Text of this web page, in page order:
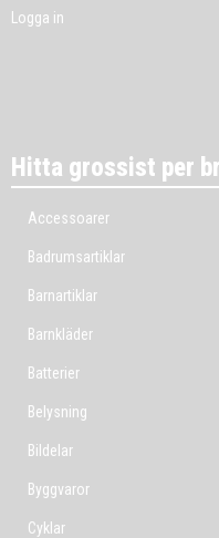
Logga in
Hitta grossist per
Accessoarer
Badrumsartiklar
Barnartiklar
Barnkläder
Batterier
Belysning
Bildelar
Byggvaror
Cyklar